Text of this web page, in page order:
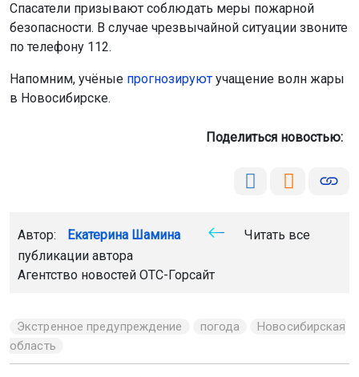
Спасатели призывают соблюдать меры пожарной
безопасности. В случае чрезвычайной ситуации звоните
по телефону 112.
Напомним, учёные прогнозируют учащение волн жары
в Новосибирске.
Поделиться новостью:
Автор: Екатерина Шамина
Читать все
публикации автора
Агентство новостей ОТС-Горсайт
Экстренное предупреждение погода
Новосибирская
область